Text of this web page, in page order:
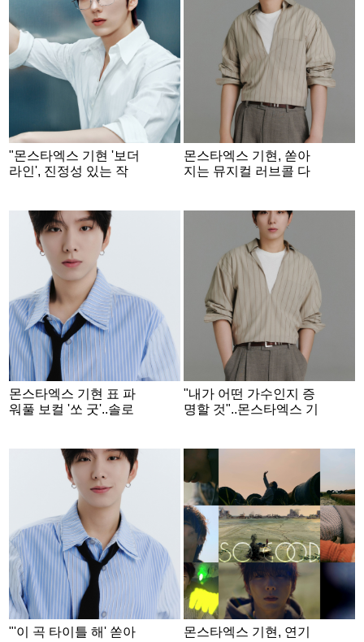
"몬스타엑스 기현 '보더
라인', 진정성 있는 작
몬스타엑스 기현, 쏟아
지는 뮤지컬 러브콜 다
몬스타엑스 기현 표 파
워풀 보컬 '쏘 굿'..솔로
"내가 어떤 가수인지 증
명할 것"..몬스타엑스 기
"'이 곡 타이틀 해' 쏟아
몬스타엑스 기현, 연기